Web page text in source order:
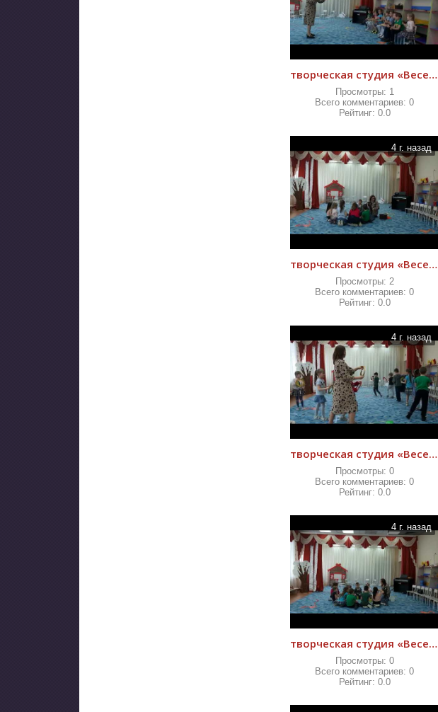
творческая студия «Веселый оркестр»
Просмотры: 1
Всего комментариев:0
Рейтинг: 0.0
4 г. назад
творческая студия «Веселый оркестр»
Просмотры: 2
Всего комментариев:0
Рейтинг: 0.0
4 г. назад
творческая студия «Веселый оркестр»
Просмотры: 0
Всего комментариев:0
Рейтинг: 0.0
4 г. назад
творческая студия «Веселый оркестр»
Просмотры: 0
Всего комментариев:0
Рейтинг: 0.0